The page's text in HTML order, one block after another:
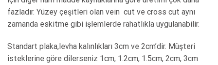
fazladır. Yüzey çeşitleri olan vein cut ve cross cut aynı
zamanda eskitme gibi işlemlerde rahatlıkla uygulanabilir.
Standart plaka,levha kalınlıkları 3cm ve 2cm’dir. Müşteri
isteklerine göre dilerseniz 1cm, 1.2cm, 1.5cm, 2cm, 3cm